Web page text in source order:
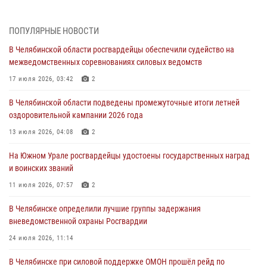
03 августа 2026, 09:22 1
Авиация Росгвардии совершила более 250 санитарных вылетов в
Донецкой Народной Республике
31 июля 2026, 11:33
Росгвардия обеспечивает безопасность граждан на южном
направлении
31 июля 2026, 11:32
В Уральском округе Росгвардии состоялось заседание
оперативного штаба
30 июля 2026, 10:53
ПОПУЛЯРНЫЕ НОВОСТИ
В Челябинской области росгвардейцы обеспечили судейство на
межведомственных соревнованиях силовых ведомств
17 июля 2026, 03:42 2
В Челябинской области подведены промежуточные итоги летней
оздоровительной кампании 2026 года
13 июля 2026, 04:08 2
На Южном Урале росгвардейцы удостоены государственных наград
и воинских званий
11 июля 2026, 07:57 2
В Челябинске определили лучшие группы задержания
вневедомственной охраны Росгвардии
24 июля 2026, 11:14
В Челябинске при силовой поддержке ОМОН прошёл рейд по